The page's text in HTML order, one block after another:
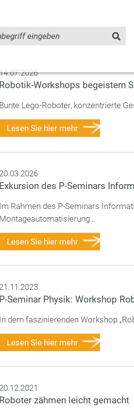
Robotik-Workshops begeistern
Bunte Lego-Roboter, konzentrierte
Lesen Sie hier mehr
20.03.2026
Exkursion des P-Seminars
Im Rahmen des P-Seminars
Montageautomatisierung...
Lesen Sie hier mehr
21.11.2023
P-Seminar Physik: Workshop
In dem faszinierenden Workshop
Lesen Sie hier mehr
20.12.2021
Roboter zähmen leicht gemacht